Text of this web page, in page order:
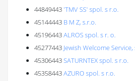
44849443'TMV SS' spol. s r.o.
45144443 B M Z, s.r.o.
45196443ALROS spol. s r. o.
45277443 Jewish Welcome Service,
45306443SATURNTEX spol. s r.o.
45358443AZURO spol. s r.o.